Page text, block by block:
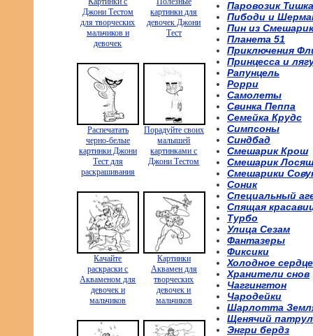
Джони Тестом
для творческих
мальчиков и
девочек
картинки для
девочек Джони
Тест
Распечатать
черно-белые
картинки Джони
Тест для
раскрашивания
Порадуйте своих
малышей
картинками с
Джони Тестом
Качайте
раскраски с
Акваменом для
девочек и
мальчиков
Картинки
Аквамен для
творческих
девочек и
мальчиков
Паровозик Тишка
Пибоди и
Пин из
Планета 51
Приключения
Принцесса и
Рапунцель
Рорри
Самолеты
Свинка Пеппа
Семейка Крудс
Симпсоны
Синдбад
Смешарик Крош
Смешарик Лосяш
Смешарики
Соник
Специальный
Спящая
Турбо
Улица Сезам
Фантазеры
Фиксики
Холодное сердце
Хранители снов
Чаггингтон
Чародейки
Шарлотта
Щенячий
Энгри бердз